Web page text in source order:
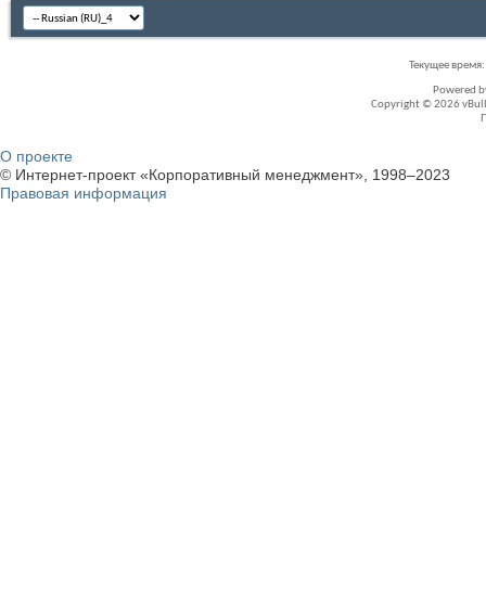
Текущее время:
Powered
Copyright © 2026
О проекте
© Интернет-проект «Корпоративный менеджмент», 1998–2023
Правовая информация